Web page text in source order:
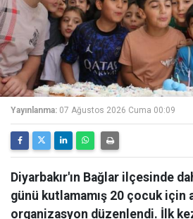
Yayınlanma: 07 Ağustos 2026 Cuma 00:09
Diyarbakır'ın Bağlar ilçesinde
günü kutlamamış 20 çocuk için
organizasyon düzenlendi. İlk